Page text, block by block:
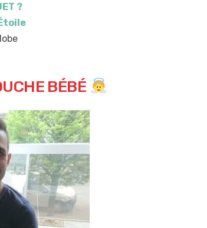
?
BÉBÉ